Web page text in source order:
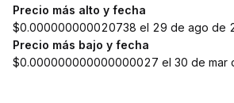
Precio más alto y fecha
$0.000000000020738 el 29 de ago de
Precio más bajo y fecha
$0.000000000000000027 el 30 de mar